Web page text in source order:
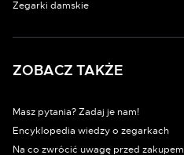
Zegarki damskie
ZOBACZ TAKŻE
Masz pytania? Zadaj je nam!
Encyklopedia wiedzy o zegarkach
Na co zwrócić uwagę przed zakupem